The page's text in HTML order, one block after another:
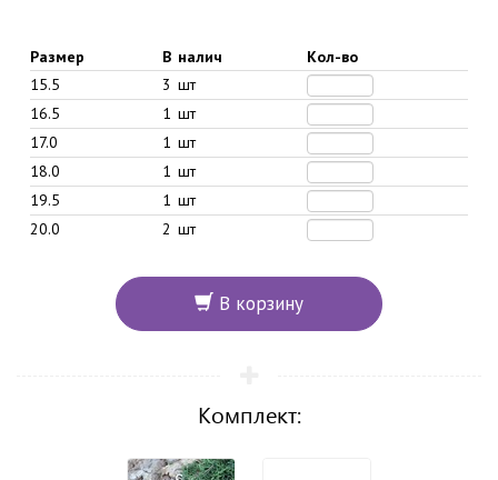
Размер В налич
Кол-во
15.5
3 шт
16.5
1 шт
17.0
1 шт
18.0
1 шт
19.5
1 шт
20.0
2 шт
В корзину
Комплект: